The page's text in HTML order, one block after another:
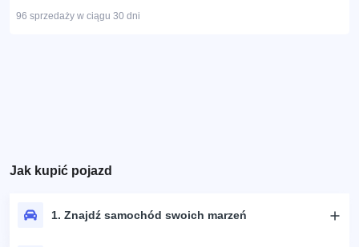
96 sprzedaży w ciągu 30 dni
Jak kupić pojazd
1. Znajdź samochód swoich marzeń